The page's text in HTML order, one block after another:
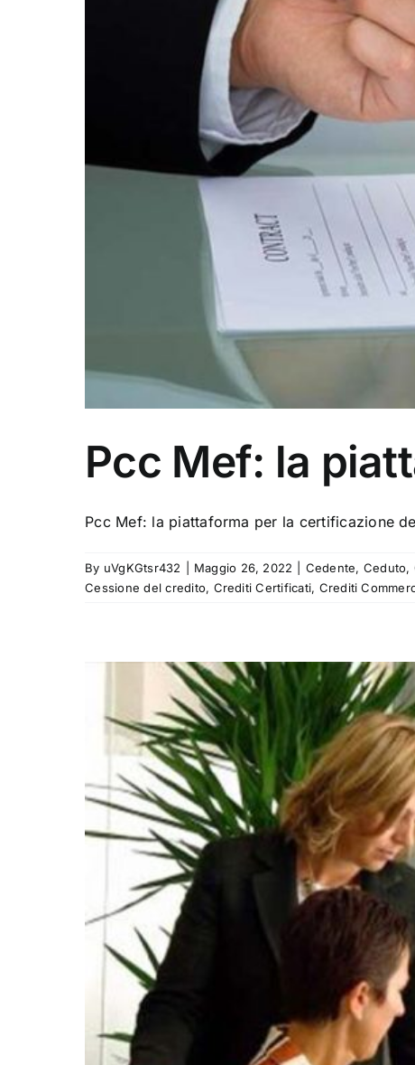
Pcc Mef: la
Pcc Mef: la piattaforma per la certificazione
By uVgKGtsr432 Maggio 26, 2022 Cedente, Ceduto,
Cessione del credito, Crediti Certificati, Crediti